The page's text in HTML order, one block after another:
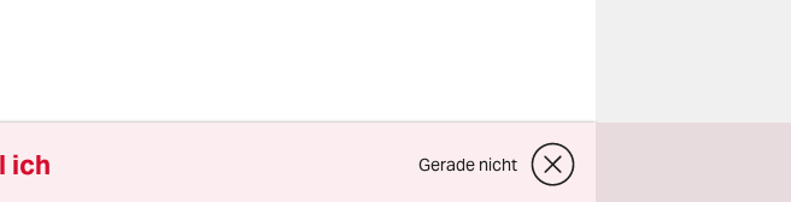
herrscht mittlerweile
und Mexiko.“ Manfred
ich Gerade nicht